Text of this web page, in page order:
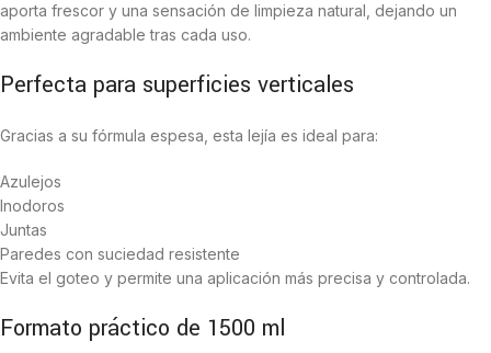
aporta frescor y una sensación de limpieza natural, dejando un
ambiente agradable tras cada uso.
Perfecta para superficies verticales
Gracias a su fórmula espesa, esta lejía es ideal para:
Azulejos
Inodoros
Juntas
Paredes con suciedad resistente
Evita el goteo y permite una aplicación más precisa y controlada.
Formato práctico de 1500 ml